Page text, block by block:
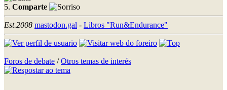
5. Comparte
Est.2008 mastodon.gal - Libros "Run&Endurance"
Foros de debate /Otros temas de interés